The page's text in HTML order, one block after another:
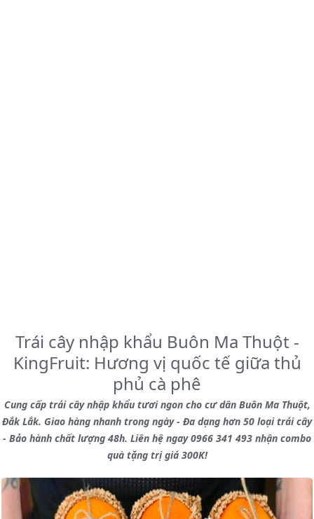
Trái cây nhập khẩu Buôn Ma Thuột -
KingFruit: Hương vị quốc tế giữa thủ
phủ cà phê
Cung cấp trái cây nhập khẩu tươi ngon cho cư dân Buôn Ma Thuột,
Đắk Lắk. Giao hàng nhanh trong ngày - Đa dạng hơn 50 loại trái cây
- Bảo hành chất lượng 48h. Liên hệ ngay 0966 341 493 nhận combo
quà tặng trị giá 300K!